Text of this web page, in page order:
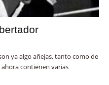
ya algo añejas, tanto como de
contienen varias